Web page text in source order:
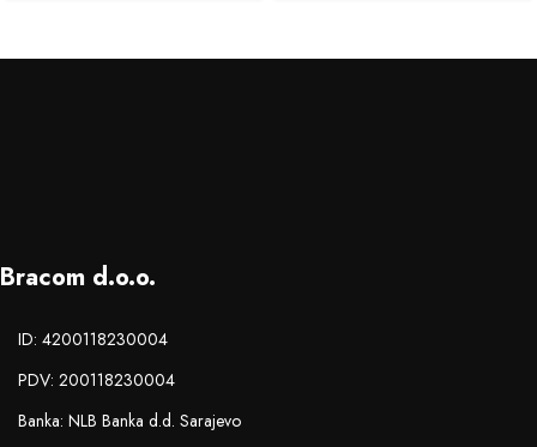
Bracom d.o.o.
ID: 4200118230004
PDV: 200118230004
Banka: NLB Banka d.d. Sarajevo